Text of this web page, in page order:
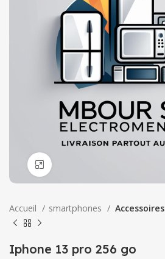
Accueil smartphones Accessoires
Iphone 13 pro 256 go